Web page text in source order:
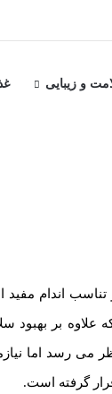
و زیبایی
اندام
علاوه بر بهبود
می رسد اما
گرفته است.